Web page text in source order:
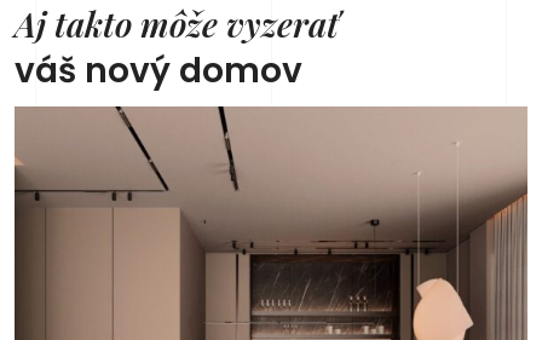
Aj takto môže vyzerať
váš nový domov